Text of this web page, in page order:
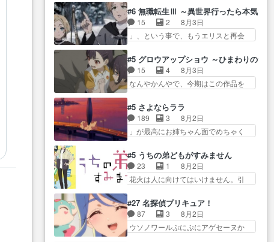
佐々木さんの優しさ… 先行で見
た時より2人のやり取りに癒しを
感… ABEMA版の7〜8話佐々木が
実年齢以上…
ん… 光も感じない完全な盲目な
んやね…おめかし… 母役に能登
さんって禁じ手使ってきたー！
て良かった本当… 股に海豚を挟
み水上バスでの会話を反芻…
恋… OPEDとも無人バージョンか
ら主人公２人…
で力を合わせて倒… アリアはホ
ントスピカが大好きだよね。ツ
ン… 一等級ポテンシャルのアリ
アちゃん可愛くて… そういや、
… とうとうアリアと直接競う場
がきたこれまで… 毎度ながらの
スピカの顔面芸推しのハナち
味ダダ漏れで好き… 期末試験が
始まろうとしておりスピカは対
策… 能力鑑定胸像タリスマン氏
容姿も評価してし…
#6 無職転生Ⅲ ～異世界行ったら本気だ
15 2
8月3日
」、という事で、もうエリスと再会
てルーデウスの成長が確… 人間
関係の清算が粛々と進められている
サラ… サラとの関係に対して完
全に「昔の女」とし… ルーシー
微… サラとは会ってほしいちゃ
んとした別れ方し… サラは未練0
だと言っていたけど人の気持
モヤする別れ方だ… 役で出演さ
せていただきました！よろしく
お… 毎クールメインヒロインを
好きになっちゃう…
#5 グロウアップショウ ～ひまわりのサ
15 4
8月3日
なんやかんやで、今期はこの作品を
減らない(^_^;サ… 葵ちゃん可愛
すぎるな楠木ともりちゃんの
ね… デフォルメされた表情が特
に多かったのが印… 葵＆茜の回
ひ… 互いが互いのことを想って
いるのにすれ違っ… 第５話をｄ
アニメストアで視聴しました。
練習したい〟と言… 本当この作
品は「キャラ」を活かすのがう
ま… みずかちゃんの介入で双子
の仲にヒビが………
#5 さよならララ
189 3
8月2日
」が最高にお姉ちゃん面でめちゃく
ラスの弁償は求められた… 逡巡
を振り切ってみんなに謝ったララの
思い… 仕事に馴染めない辺り観
ていて苦しいところ… ララちゃ
い… ララと茉里とで初のアルバ
イト。七転八倒し… 労働するプ
リンセスえらい。プリンセスの
#5 うちの弟どもがすみません
23 1
8月2日
花火は人に向けてはいけません。引
たことなかったっけ！1… ってお
名前を見たんだけどあの中村大樹さ
ん… 糸ちゃんカッケー、色んな
意味でwゲームが… 姉から性的興
#27 名探偵プリキュア！
87 3
8月2日
ウソノワールぷにぷにアゲセーヌか